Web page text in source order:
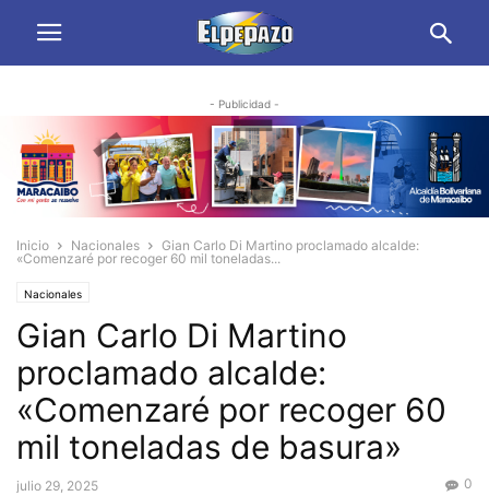
- Publicidad -
Inicio Nacionales
Gian Carlo Di Martino proclamado alcalde:
«Comenzaré por recoger 60 mil toneladas...
Nacionales
Gian Carlo Di Martino
proclamado alcalde:
«Comenzaré por recoger 60
mil toneladas de basura»
julio 29, 2025 0